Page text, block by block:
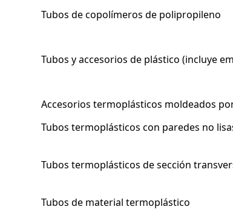
Tubos de copolímeros de polipropileno
Tubos y accesorios de plástico (incluye
Accesorios termoplásticos moldeados
Tubos termoplásticos con paredes no
Tubos termoplásticos de sección
Tubos de material termoplástico